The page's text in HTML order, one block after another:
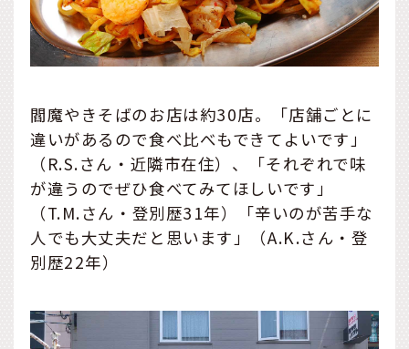
閻魔やきそばのお店は約30店。「店舗ごとに
違いがあるので食べ比べもできてよいです」
（R.S.さん・近隣市在住）、「それぞれで味
が違うのでぜひ食べてみてほしいです」
（T.M.さん・登別歴31年）「辛いのが苦手な
人でも大丈夫だと思います」（A.K.さん・登
別歴22年）